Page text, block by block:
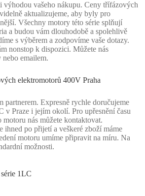
výhodou vašeho nákupu. Ceny třífázových
aktualizujeme, aby byly pro
Všechny motory této série splňují
a budou vám dlouhodobě a spolehlivě
s výběrem a zodpovíme vaše dotazy.
nonstop k dispozici. Můžete nás
emailem.
elektromotorů 400V Praha
partnerem. Expresně rychle doručujeme
v Praze i jejím okolí. Pro upřesnění času
nás můžete kontaktovat.
ihned po přijetí a veškeré zboží máme
motoru umíme připravit na míru. Na
možnosti.
1LC